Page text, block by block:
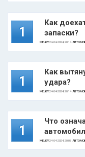
1
Как
запаски?
MELKIY24-04-2024, 20:14 |
1
Как
удара?
MELKIY24-04-2024, 20:14 |
1
Что
MELKIY24-04-2024, 20:03 |